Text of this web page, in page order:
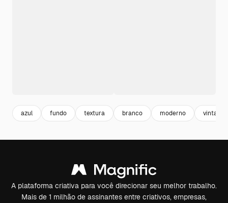
azul fundo textura branco moderno vintage
A plataforma criativa para você direcionar seu melhor trabalho.
Mais de 1 milhão de assinantes entre criativos, empresas,